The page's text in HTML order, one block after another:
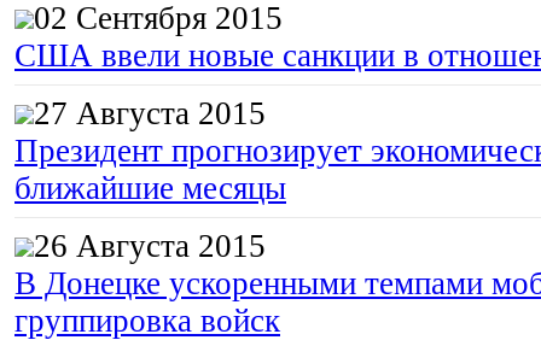
02 Сентября 2015
США ввели новые санкции в
27 Августа 2015
Президент прогнозирует
ближайшие месяцы
26 Августа 2015
В Донецке ускоренными темпами
группировка войск